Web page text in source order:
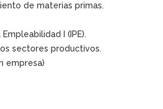
de materias primas.
I (IPE).
sectores productivos.
empresa)